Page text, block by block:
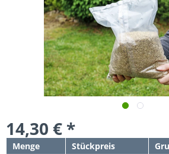
14,30 € *
Menge Stückpreis